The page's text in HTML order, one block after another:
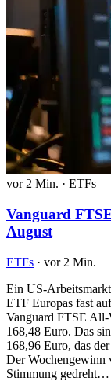
vor 2 Min. · ETFs
Vanguard
August
ETFs · vor 2 Min.
Ein US-
ETF Europas fast
Vanguard FTSE
168,48 Euro. Das
168,96 Euro, das
Der Wochengewinn
Stimmung gedreht…